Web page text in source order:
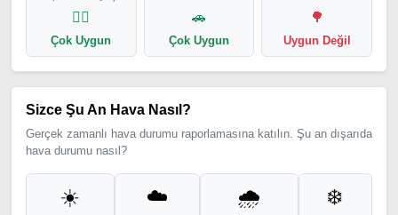
🏃‍♂️
Çok Uygun
🚗
Çok Uygun
🌳
Uygun Değil
Sizce Şu An Hava Nasıl?
Gerçek zamanlı hava durumu raporlamasına katılın. Şu an dışarıda
hava durumu nasıl?
☀️ ☁️ 🌧️ ❄️